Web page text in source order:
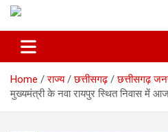
Home राज्य छत्तीसगढ़
छत्तीसगढ़
मुख्यमंत्री के नवा रायपुर स्थित निवास में